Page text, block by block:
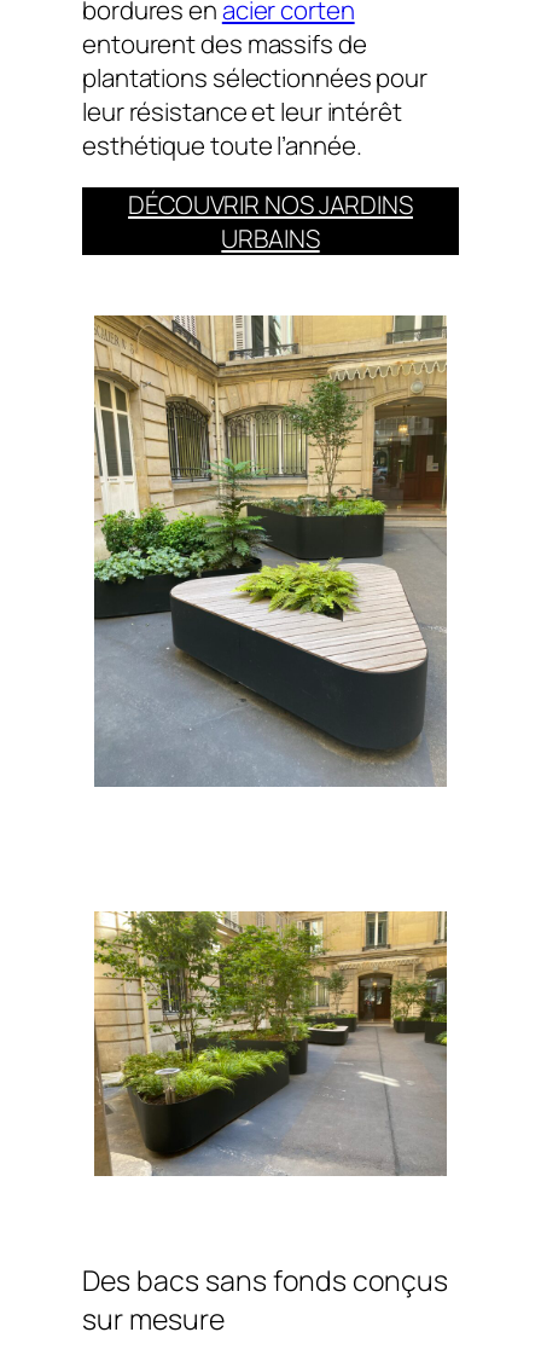
bordures enacier corten
entourent des massifs de
plantations sélectionnées pour
leur résistance et leur intérêt
esthétique toute l’année.
DÉCOUVRIR NOS JARDINS
URBAINS
Des bacs sans fonds conçus
sur mesure